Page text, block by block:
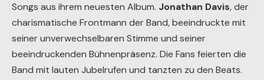
Songs aus ihrem neuesten Album. Jonathan Davis, der
charismatische Frontmann der Band, beeindruckte mit
seiner unverwechselbaren Stimme und seiner
beeindruckenden Bühnenpräsenz. Die Fans feierten die
Band mit lauten Jubelrufen und tanzten zu den Beats.